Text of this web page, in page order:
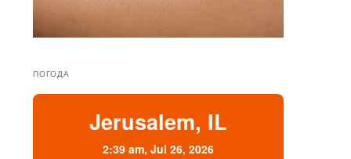
ПОГОДА
Jerusalem, IL
2:39 am,Jul 26, 2026